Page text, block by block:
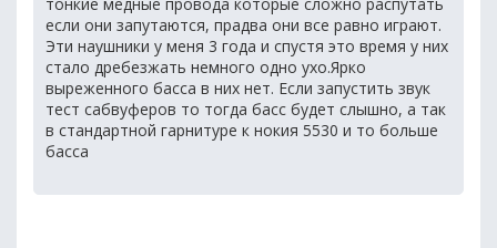
если они запутаются, прадва они все равно играют.
Эти наушники у меня 3 года и спустя это время у них
стало дребезжать немного одно ухо.Ярко
выреженного басса в них нет. Если запустить звук
тест сабвуферов то тогда басс будет слышно, а так
в стандартной гарнитуре к нокия 5530 и то больше
басса